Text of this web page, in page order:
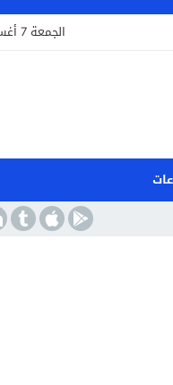
الجمعة 7 أغسطس 2026 - 5:24 صباحًا